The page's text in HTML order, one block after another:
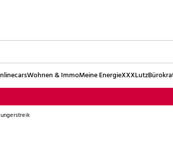
Wohnen & ImmoMeine EnergieXXXLutz